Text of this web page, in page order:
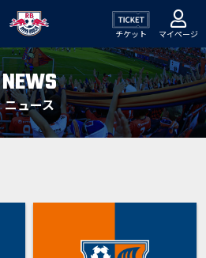
チケット マイページ
NEWS
ニュース